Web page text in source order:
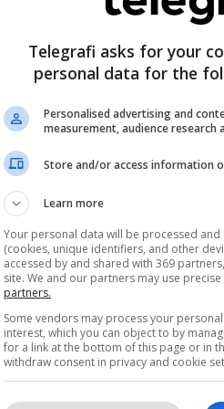
Telegrafi asks for your
personal data for the
Personalised advertising and
measurement, audience research
Store and/or access information
Learn more
Your personal data will be processed
(cookies, unique identifiers, and other
accessed by and shared with 369
site. We and our partners may use
partners.
Some vendors may process your
interest, which you can object to by
for a link at the bottom of this page or in
withdraw consent in privacy and cookie